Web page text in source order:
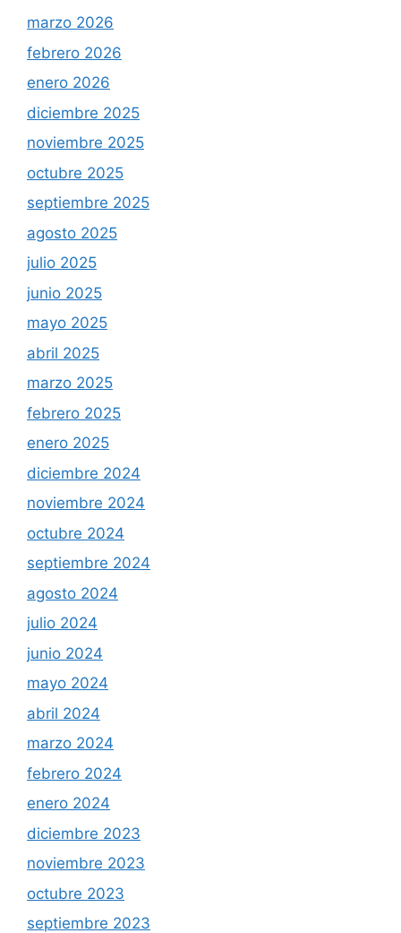
marzo 2026
febrero 2026
enero 2026
diciembre 2025
noviembre 2025
octubre 2025
septiembre 2025
agosto 2025
julio 2025
junio 2025
mayo 2025
abril 2025
marzo 2025
febrero 2025
enero 2025
diciembre 2024
noviembre 2024
octubre 2024
septiembre 2024
agosto 2024
julio 2024
junio 2024
mayo 2024
abril 2024
marzo 2024
febrero 2024
enero 2024
diciembre 2023
noviembre 2023
octubre 2023
septiembre 2023